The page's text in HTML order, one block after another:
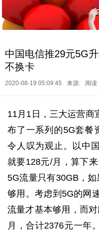
中国电信推29元5G
不换卡
2020-08-19 05:09:45 来源: 阅读
11月1日，三大运营商
布了一系列的5G套餐
令人叹为观止。以中
就要128元/月，算下
5G流量只有30GB，
够用。考虑到5G的网
流量才基本够用，而
月，合计2376元一年